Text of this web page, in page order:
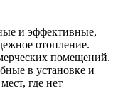
и эффективные,
отопление.
помещений.
в установке и
где нет